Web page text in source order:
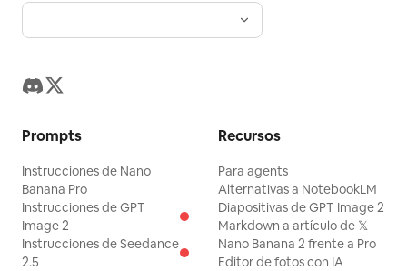
Prompts
Instrucciones de Nano
Banana Pro
Instrucciones de GPT
Image 2
Instrucciones de Seedance
2.5
Recursos
Para agents
Alternativas a NotebookLM
Diapositivas de GPT Image 2
Markdown a artículo de 𝕏
Nano Banana 2 frente a Pro
Editor de fotos con IA